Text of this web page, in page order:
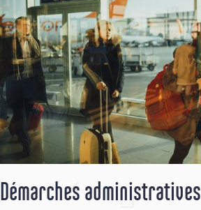
Démarches administratives